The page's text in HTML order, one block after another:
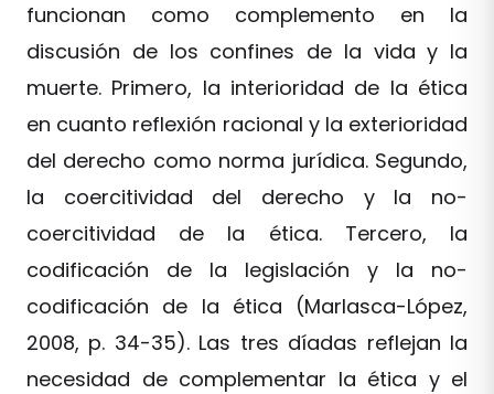
funcionan como complemento en la
discusión de los confines de la vida y la
muerte. Primero, la interioridad de la ética
en cuanto reflexión racional y la exterioridad
del derecho como norma jurídica. Segundo,
la coercitividad del derecho y la no-
coercitividad de la ética. Tercero, la
codificación de la legislación y la no-
codificación de la ética (Marlasca-López,
2008, p. 34-35). Las tres díadas reflejan la
necesidad de complementar la ética y el